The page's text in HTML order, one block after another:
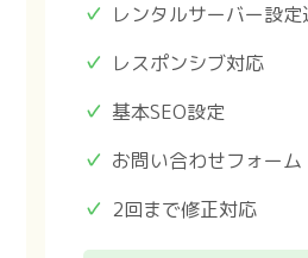
レンタルサーバー設定
レスポンシブ対応
基本SEO設定
お問い合わせフォーム
2回まで修正対応